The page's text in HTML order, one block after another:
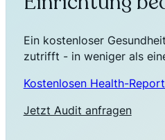
Ein kostenloser
zutrifft - in weniger als
Kostenlosen Health-
Jetzt Audit anfragen